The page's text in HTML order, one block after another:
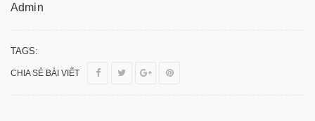
Admin
TAGS:
CHIA SẺ BÀI VIẾT